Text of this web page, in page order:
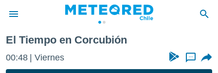
de
El Tiempo en Corcubión
00:48 Viernes ...